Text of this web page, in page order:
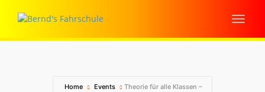
Home Events
Theorie für alle Klassen –